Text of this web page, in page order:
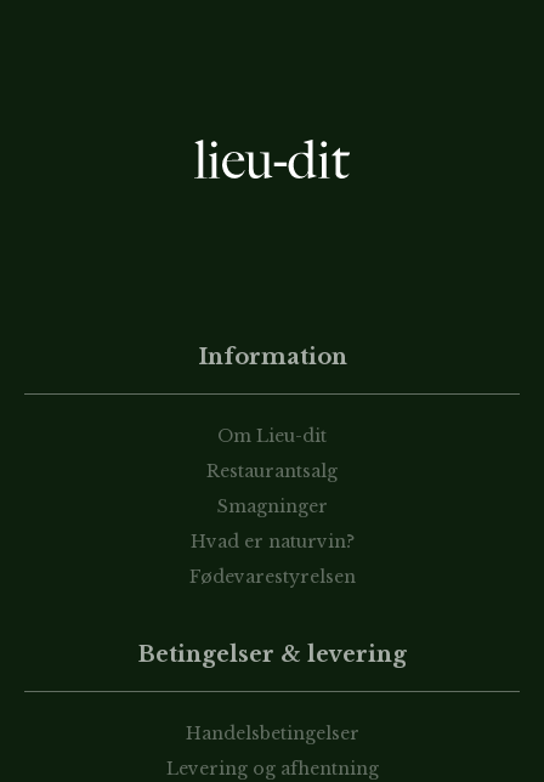
Information
Om Lieu-dit
Restaurantsalg
Smagninger
Hvad er naturvin?
Fødevarestyrelsen
Betingelser & levering
Handelsbetingelser
Levering og afhentning